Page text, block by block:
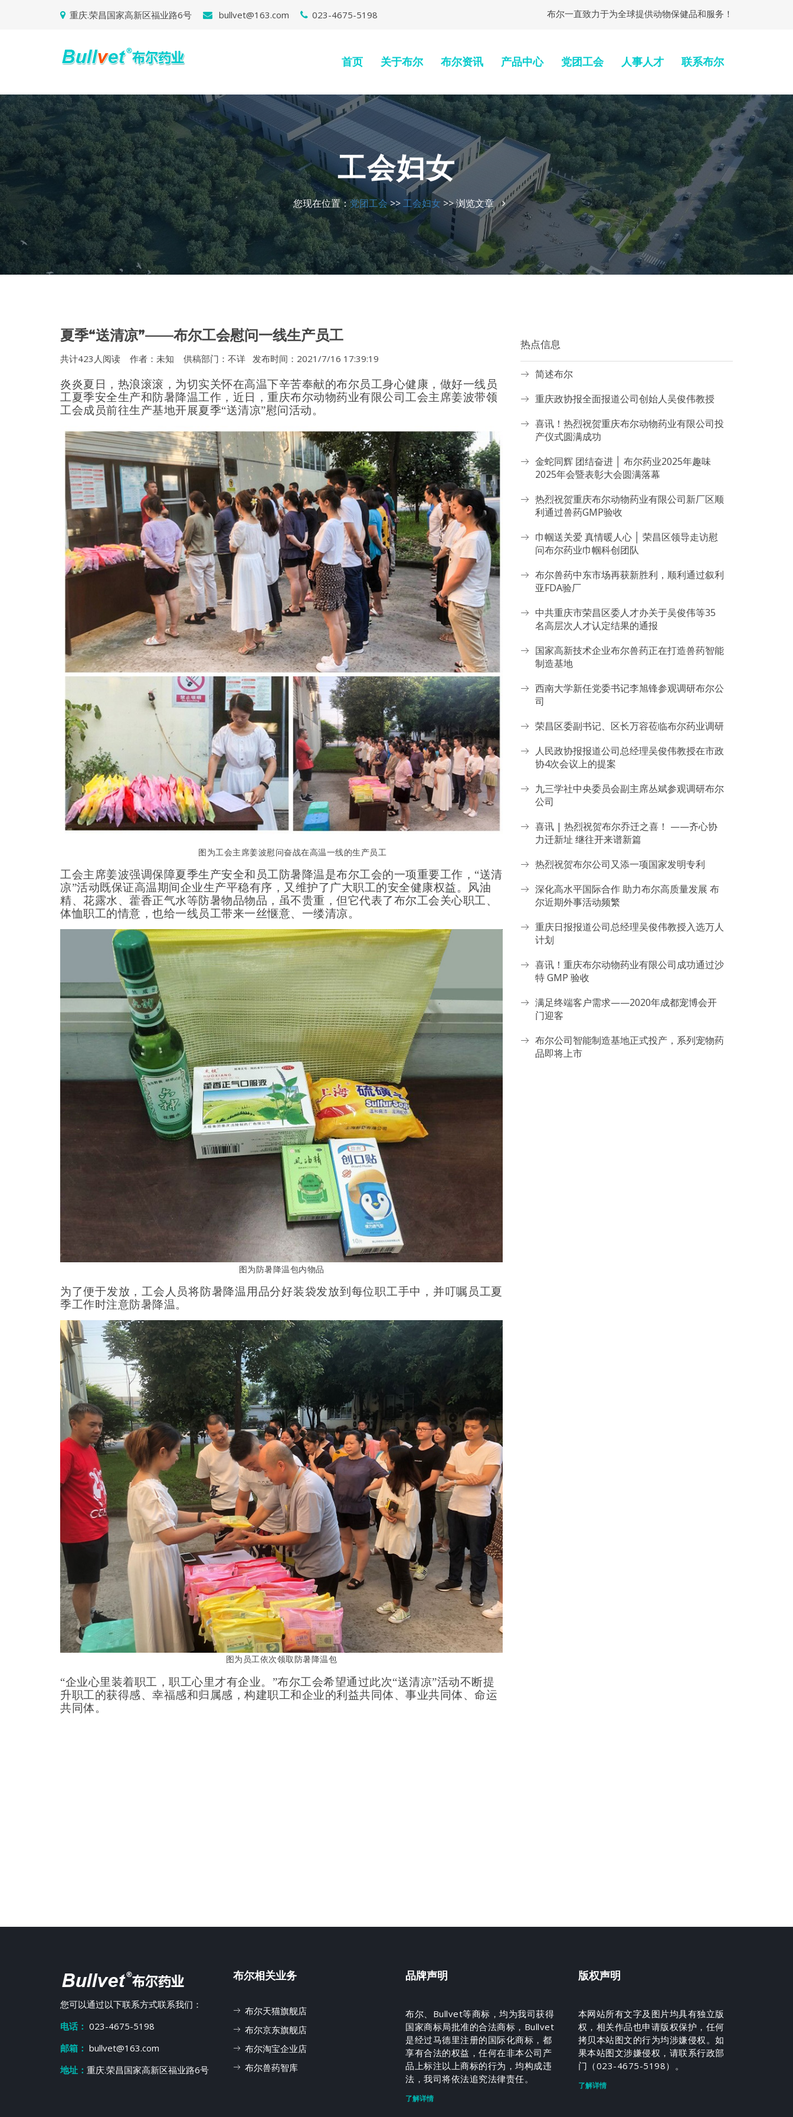
重庆.荣昌国家高新区福业路6号 bullvet@163.com 023-4675-5198 布尔一直致力于为全球提供动物保健品和服务！
首页 关于布尔 布尔资讯 产品中心 党团工会 人事人才 联系布尔
工会妇女
您现在位置：党团工会>>工会妇女 >> 浏览文章
夏季“送清凉”——布尔工会慰问一线生产员工
共计423 人阅读 作者：未知 供稿部门：不详 发布时间：2021/7/16 17:39:19
炎炎夏日，热浪滚滚， 为切实关怀在高温下辛苦奉献的布尔员工身心健康，做好一线员
工夏季安全生产和防暑降温工作，近日，重庆布尔动物药业有限公司工会主席姜波带领
工会成员前往生产基地开展夏季“送清凉”慰问活动。
图为工会主席姜波慰问奋战在高温一线的生产员工
工会主席姜波强调保障夏季生产安全和员工防暑降温是布尔工会的一项重要工作， “送清
凉”活动既保证高温期间企业生产平稳有序，又维护了广大职工的安全健康权益。 风油
精、花露水、藿香正气水等防暑物品物品，虽不贵重，但它代表了布尔工会关心职工、
体恤职工的情意，也给一线员工带来一丝惬意、一缕清凉。
图为防暑降温包内物品
为了便于发放，工会人员将防暑降温用品分好装袋发放到每位职工手中，并叮嘱员工夏
季工作时注意防暑降温。
图为员工依次领取防暑降温包
“企业心里装着职工，职工心里才有企业。”布尔工会希望通过此次“送清凉”活动不断提
升职工的获得感、幸福感和归属感，构建职工和企业的利益共同体、事业共同体、命运
共同体。
热点信息
简述布尔
重庆政协报全面报道公司创始人吴俊伟教授
喜讯！热烈祝贺重庆布尔动物药业有限公司投
产仪式圆满成功
金蛇同辉 团结奋进 │ 布尔药业2025年趣味
2025年会暨表彰大会圆满落幕
热烈祝贺重庆布尔动物药业有限公司新厂区顺
利通过兽药GMP验收
巾帼送关爱 真情暖人心 │ 荣昌区领导走访慰
问布尔药业巾帼科创团队
布尔兽药中东市场再获新胜利，顺利通过叙利
亚FDA验厂
中共重庆市荣昌区委人才办关于吴俊伟等35
名高层次人才认定结果的通报
国家高新技术企业布尔兽药正在打造兽药智能
制造基地
西南大学新任党委书记李旭锋参观调研布尔公
司
荣昌区委副书记、区长万容莅临布尔药业调研
人民政协报报道公司总经理吴俊伟教授在市政
协4次会议上的提案
九三学社中央委员会副主席丛斌参观调研布尔
公司
喜讯 | 热烈祝贺布尔乔迁之喜！ ——齐心协
力迁新址 继往开来谱新篇
热烈祝贺布尔公司又添一项国家发明专利
深化高水平国际合作 助力布尔高质量发展 布
尔近期外事活动频繁
重庆日报报道公司总经理吴俊伟教授入选万人
计划
喜讯！重庆布尔动物药业有限公司成功通过沙
特 GMP 验收
满足终端客户需求——2020年成都宠博会开
门迎客
布尔公司智能制造基地正式投产，系列宠物药
品即将上市
您可以通过以下联系方式联系我们：
电话： 023-4675-5198
邮箱： bullvet@163.com
地址： 重庆.荣昌国家高新区福业路6号
布尔相关业务
布尔天猫旗舰店
布尔京东旗舰店
布尔淘宝企业店
布尔兽药智库
品牌声明
布尔、Bullvet等商标，均为我司获得
国家商标局批准的合法商标，Bullvet
是经过马德里注册的国际化商标，都
享有合法的权益，任何在非本公司产
品上标注以上商标的行为，均构成违
法，我司将依法追究法律责任。
了解详情
版权声明
本网站所有文字及图片均具有独立版
权，相关作品也申请版权保护，任何
拷贝本站图文的行为均涉嫌侵权。如
果本站图文涉嫌侵权，请联系行政部
门（023-4675-5198）。
了解详情